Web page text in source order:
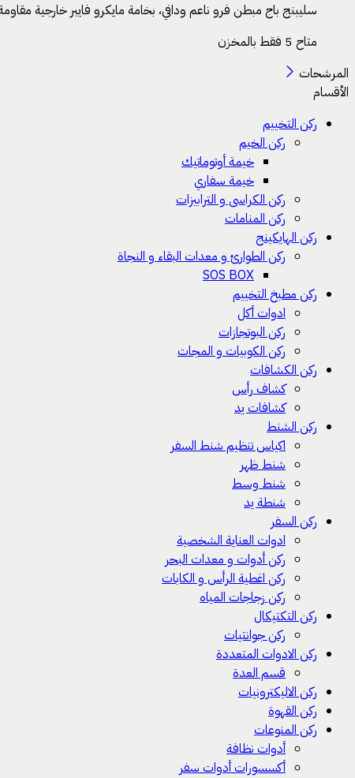
سليبنج باج مبطن فرو ناعم ودافي، بخامة مايكرو فايبر خارجية
متاح 5 فقط بالمخزن
المرشحات
الأقسام
ركن التخييم
ركن الخيم
خيمة أوتوماتيك
خيمة سفاري
ركن الكراسى و الترابيزات
ركن المنامات
ركن الهايكينج
ركن الطوارئ و معدات البقاء و النجاة
SOS BOX
ركن مطبخ التخييم
ادوات أكل
ركن البوتجازات
ركن الكوبيات و المجات
ركن الكشافات
كشاف رأس
كشافات يد
ركن الشنط
اكياس تنظيم شنط السفر
شنط ظهر
شنط وسط
شنطة يد
ركن السفر
ادوات العناية الشخصية
ركن أدوات و معدات البحر
ركن اغطية الرأس و الكابات
ركن زجاجات المياه
ركن التكتيكال
ركن جوانتيات
ركن الادوات المتعددة
قسم العدة
ركن الاليكترونيات
ركن القهوة
ركن المنوعات
أدوات نظافة
أكسسورات أدوات سفر